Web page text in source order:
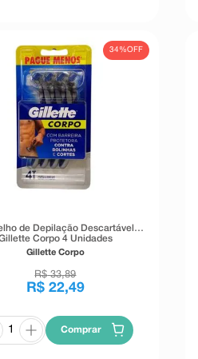
34%OFF
de Depilação Descartável
Corpo 4 Unidades
Gillette Corpo
R$ 33,89
R$ 22,49
Comprar